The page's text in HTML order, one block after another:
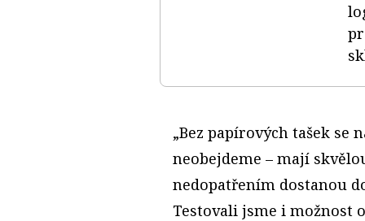
„Bez papírových tašek se
neobejdeme – mají
nedopatřením dostanou
Testovali jsme i možnost